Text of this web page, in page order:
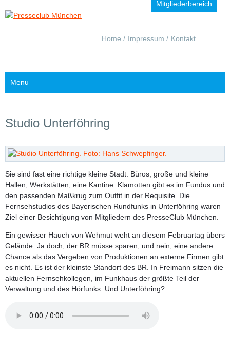
Mitgliederbereich
Navigation
Home Impressum Kontakt
Menu
Studio Unterföhring
Sie sind fast eine richtige kleine Stadt. Büros, große und kleine
Hallen, Werkstätten, eine Kantine. Klamotten gibt es im Fundus und
den passenden Maßkrug zum Outfit in der Requisite. Die
Fernsehstudios des Bayerischen Rundfunks in Unterföhring waren
Ziel einer Besichtigung von Mitgliedern des PresseClub München.
Ein gewisser Hauch von Wehmut weht an diesem Februartag übers
Gelände. Ja doch, der BR müsse sparen, und nein, eine andere
Chance als das Vergeben von Produktionen an externe Firmen gibt
es nicht. Es ist der kleinste Standort des BR. In Freimann sitzen die
aktuellen Fernsehkollegen, im Funkhaus der größte Teil der
Verwaltung und des Hörfunks. Und Unterföhring?